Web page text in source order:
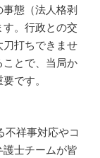
態（法人格剥
。行政との交
打ちできませ
とで、当局か
です。
不祥事対応やコ
士チームが皆